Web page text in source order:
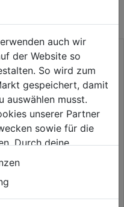
Säulenbohrmaschine
GBM 3/25 SNE-Set
auch wir
der Website so
So wird zum
gespeichert, damit
auswählen musst.
unserer Partner
sowie für die
Durch deine
von Drittanbieter,
verarbeitet.
stimmst du
zu. Unter "Details